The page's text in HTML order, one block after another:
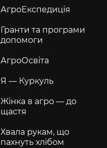
АгроЕкспедиція
Гранти та програми
допомоги
АгроОсвіта
Я — Куркуль
Жінка в агро — до
щастя
Хвала рукам, що
пахнуть хлібом